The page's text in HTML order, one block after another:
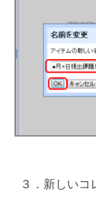
３．新しいコ